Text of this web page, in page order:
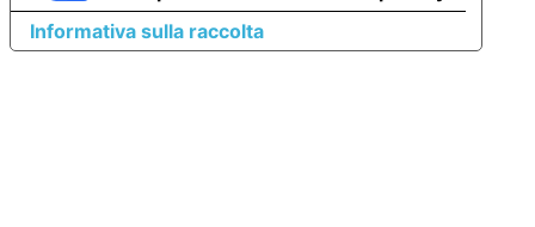
Informativa sulla raccolta